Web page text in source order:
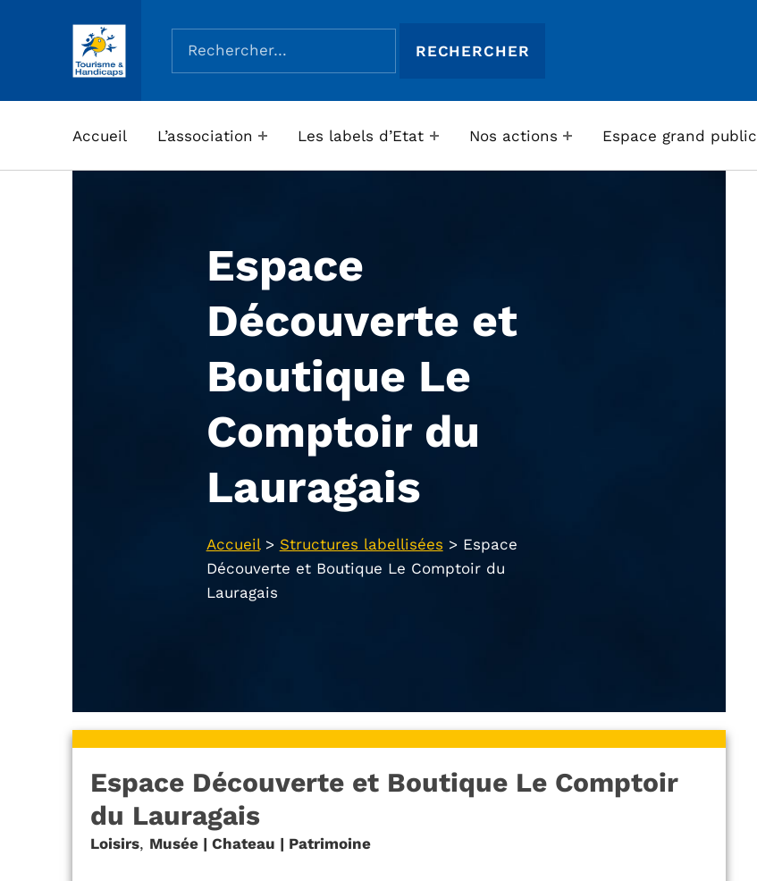
ASSOCIATION TOURISME ET HANDICAPS
Rechercher :
Accueil L’association Les labels d’Etat Nos actions Espace grand public
Espace
Découverte et
Boutique Le
Comptoir du
Lauragais
Accueil> Structures labellisées > Espace
Découverte et Boutique Le Comptoir du
Lauragais
Espace Découverte et Boutique Le Comptoir
du Lauragais
Loisirs, Musée | Chateau | Patrimoine